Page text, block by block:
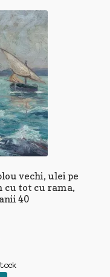
vechi, ulei pe
cu tot cu rama,
40